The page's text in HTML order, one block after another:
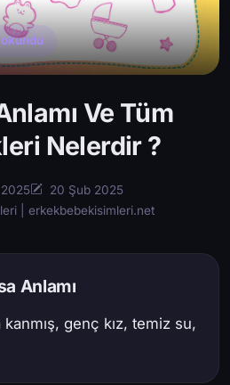
Ve Tüm
Nelerdir ?
20 Şub 2025
| erkekbebekisimleri.net
Anlamı
genç kız, temiz su,